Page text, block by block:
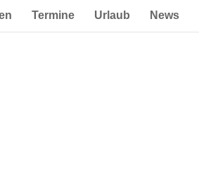
Termine Urlaub News